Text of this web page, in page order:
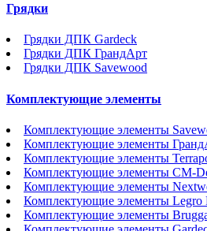
Грядки
Грядки ДПК Gardeck
Грядки ДПК ГрандАрт
Грядки ДПК Savewood
Комплектующие элементы
Комплектующие элементы
Комплектующие элементы
Комплектующие элементы
Комплектующие элементы CM-
Комплектующие элементы
Комплектующие элементы Legro
Комплектующие элементы